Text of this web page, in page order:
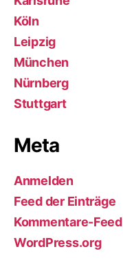
Köln
Leipzig
München
Nürnberg
Stuttgart
Meta
Anmelden
Feed der Einträge
Kommentare-Feed
WordPress.org